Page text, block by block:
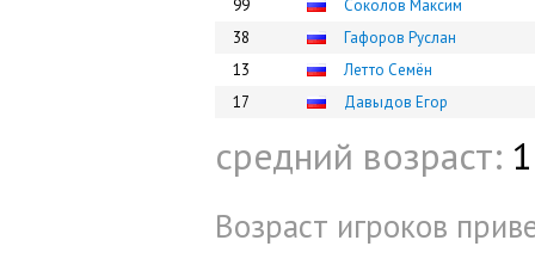
99
Соколов Максим
38
Гафоров Руслан
13
Летто Семён
17
Давыдов Егор
средний возраст:
Возраст игроков